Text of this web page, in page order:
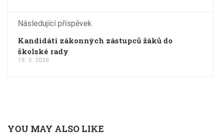
Následující příspěvek
Kandidáti zákonných zástupců žáků do
školské rady
18. 5. 2026
YOU MAY ALSO LIKE